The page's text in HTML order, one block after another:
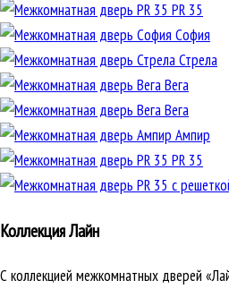
PR 35
София
Стрела
Вега
Вега
Ампир
PR 35
Коллекция Лайн
С коллекцией межкомнатных дверей